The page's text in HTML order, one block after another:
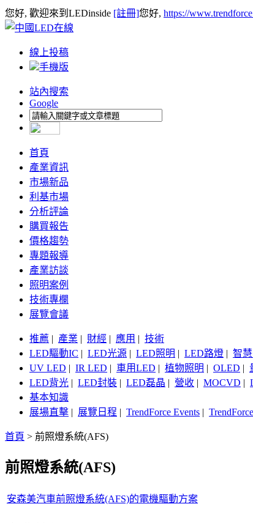
您好, 歡迎來到LEDinside [註冊]您好, https://
線上投稿
手機版
站內搜索
Google
首頁
產業資訊
市場新品
利基市場
分析評論
購買報告
價格趨勢
專題報導
產業訪談
照明案例
技術專欄
展覽會議
推薦 | 產業 | 財經 | 應用 | 技術
LED驅動IC | LED光源 | LED照明 | LED路燈 | 智
UV LED | IR LED | 車用LED | 植物照明 | OLED |
LED背光 | LED封裝 | LED磊晶 | 營收 | MOCVD |
基本知識
展場直擊 | 展覽日程 | TrendForce Events |
首頁 > 前照燈系統(AFS)
前照燈系統(AFS)
安森美汽車前照燈系統(AFS)的電機驅動方案